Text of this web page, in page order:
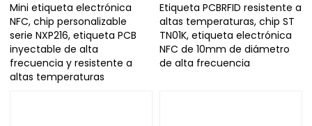
Mini etiqueta electrónica
NFC, chip personalizable
serie NXP216, etiqueta PCB
inyectable de alta
frecuencia y resistente a
altas temperaturas
Etiqueta PCBRFID resistente a
altas temperaturas, chip ST
TN01K, etiqueta electrónica
NFC de 10mm de diámetro
de alta frecuencia